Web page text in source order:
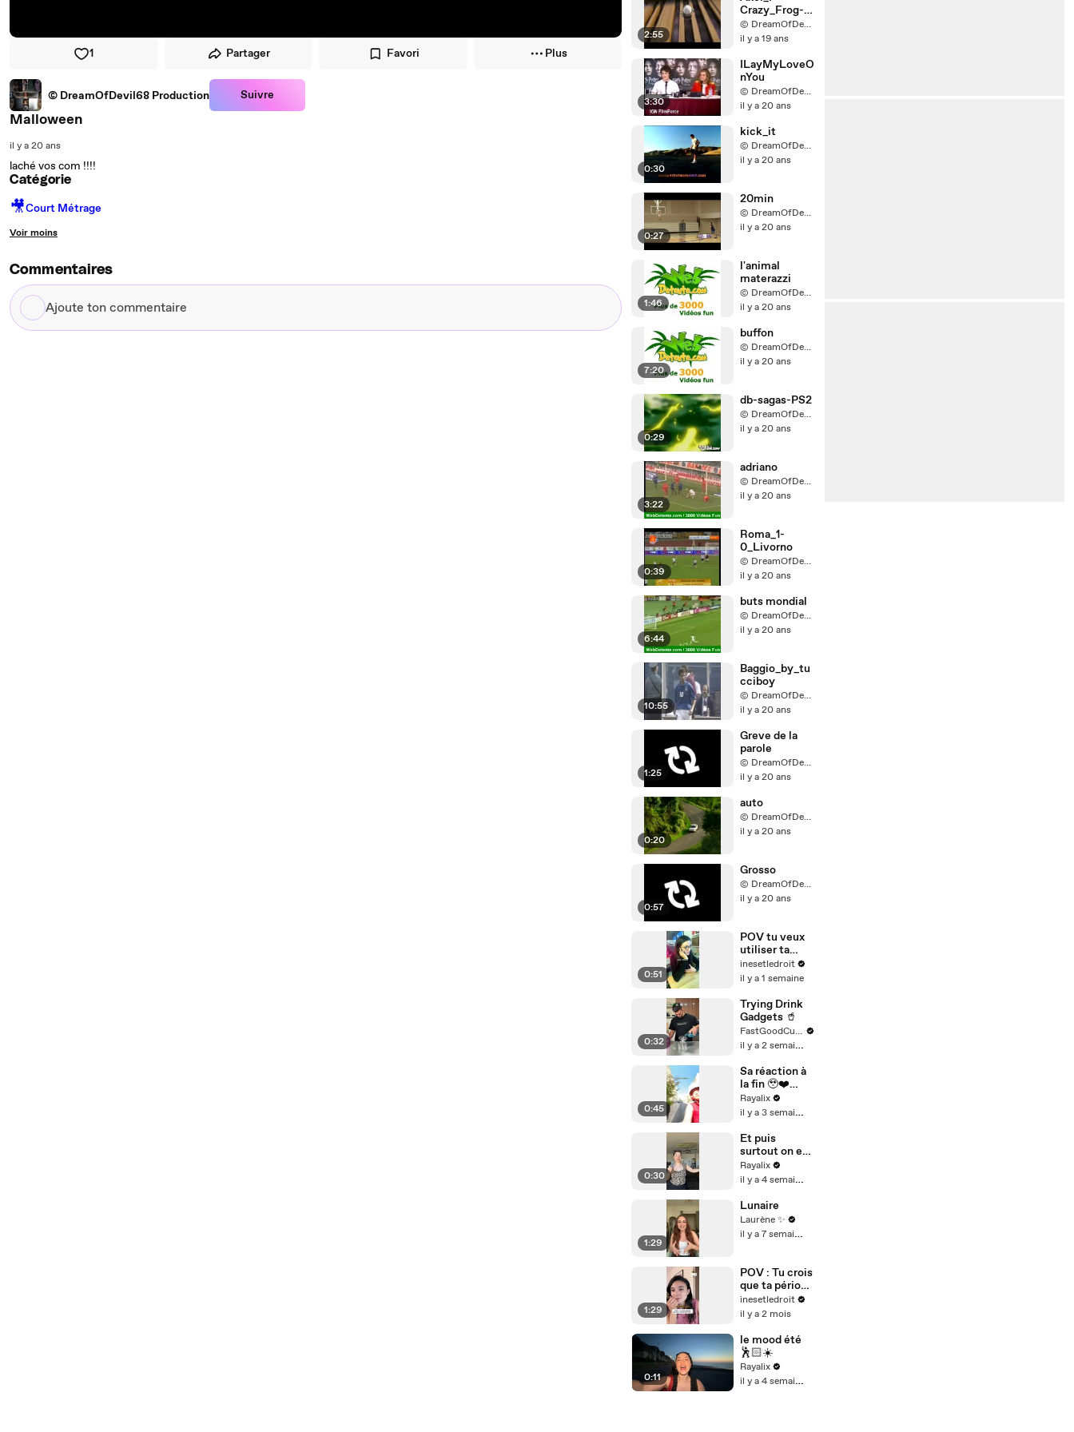
1 Partager Favori Plus
© DreamOfDevil68 Production Suivre
Malloween
il y a 20 ans
laché vos com !!!!
Catégorie
🎥Court Métrage
Voir moins
Commentaires
Ajoute
ton
2:55
Crazy_Frog-
bb
© DreamOfDevil68 Production
il y a 19 ans
3:30
ILayMyLoveO
nYou
© DreamOfDevil68 Production
il y a 20 ans
0:30
kick_it
© DreamOfDevil68 Production
il y a 20 ans
0:27
20min
© DreamOfDevil68 Production
il y a 20 ans
1:46
l'animal
materazzi
© DreamOfDevil68 Production
il y a 20 ans
7:20
buffon
© DreamOfDevil68 Production
il y a 20 ans
0:29
db-sagas-PS2
© DreamOfDevil68 Production
il y a 20 ans
3:22
adriano
© DreamOfDevil68 Production
il y a 20 ans
0:39
Roma_1-
0_Livorno
© DreamOfDevil68 Production
il y a 20 ans
6:44
buts mondial
© DreamOfDevil68 Production
il y a 20 ans
10:55
Baggio_by_tu
cciboy
© DreamOfDevil68 Production
il y a 20 ans
1:25
Greve de la
parole
© DreamOfDevil68 Production
il y a 20 ans
0:20
auto
© DreamOfDevil68 Production
il y a 20 ans
0:57
Grosso
© DreamOfDevil68 Production
il y a 20 ans
0:51
POV tu veux
utiliser ta
caution pour
payer ton
inesetledroit
il y a 1 semaine
0:32
Trying Drink
Gadgets 🥤
FastGoodCuisine
il y a 2 semaines
0:45
Sa réaction à
la fin 🥹❤️‍
Prenez soin
de vous et des
Rayalix
il y a 3 semaines
0:30
Et puis
surtout on est
bientôt 1
million les
Rayalix
il y a 4 semaines
1:29
Lunaire
Laurène ✨
il y a 7 semaines
1:29
POV : Tu crois
que ta période
d’essai est
finie…
inesetledroit
il y a 2 mois
0:11
le mood été
🕺🏻☀️
Rayalix
il y a 4 semaines